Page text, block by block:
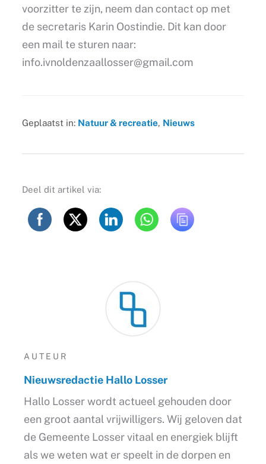
voorzitter te zijn, neem dan contact op met
de secretaris Karin Oostindie. Dit kan door
een mail te sturen naar:
info.ivnoldenzaallosser@gmail.com
Geplaatst in: Natuur & recreatie, Nieuws
Deel dit artikel via:
AUTEUR
Nieuwsredactie Hallo Losser
Hallo Losser wordt actueel gehouden door
een groot aantal vrijwilligers. Wij geloven dat
de Gemeente Losser vitaal en energiek blijft
als we weten wat er speelt in de dorpen en